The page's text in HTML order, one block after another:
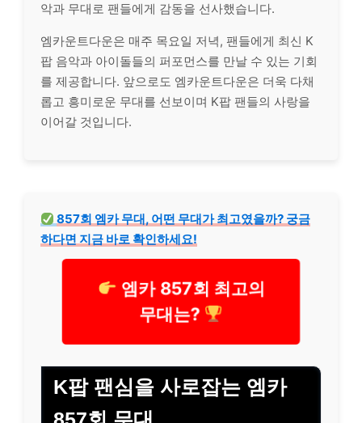
악과 무대로 팬들에게 감동을 선사했습니다.
엠카운트다운은 매주 목요일 저녁, 팬들에게 최신 K
팝 음악과 아이돌들의 퍼포먼스를 만날 수 있는 기회
를 제공합니다. 앞으로도 엠카운트다운은 더욱 다채
롭고 흥미로운 무대를 선보이며 K팝 팬들의 사랑을
이어갈 것입니다.
857회 엠카 무대, 어떤 무대가 최고였을까? 궁금
하다면 지금 바로 확인하세요!
엠카 857회 최고의
무대는?
K팝 팬심을 사로잡는 엠카